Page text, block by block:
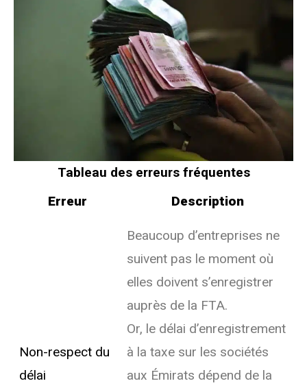
Tableau des erreurs fréquentes
Erreur
Description
Non-respect du
délai
Beaucoup d’entreprises ne
suivent pas le moment où
elles doivent s’enregistrer
auprès de la FTA.
Or, le délai d’enregistrement
à la taxe sur les sociétés
aux Émirats dépend de la